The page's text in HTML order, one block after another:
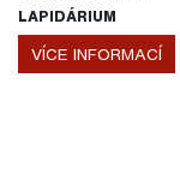
LAPIDÁRIUM
VÍCE INFORMACÍ